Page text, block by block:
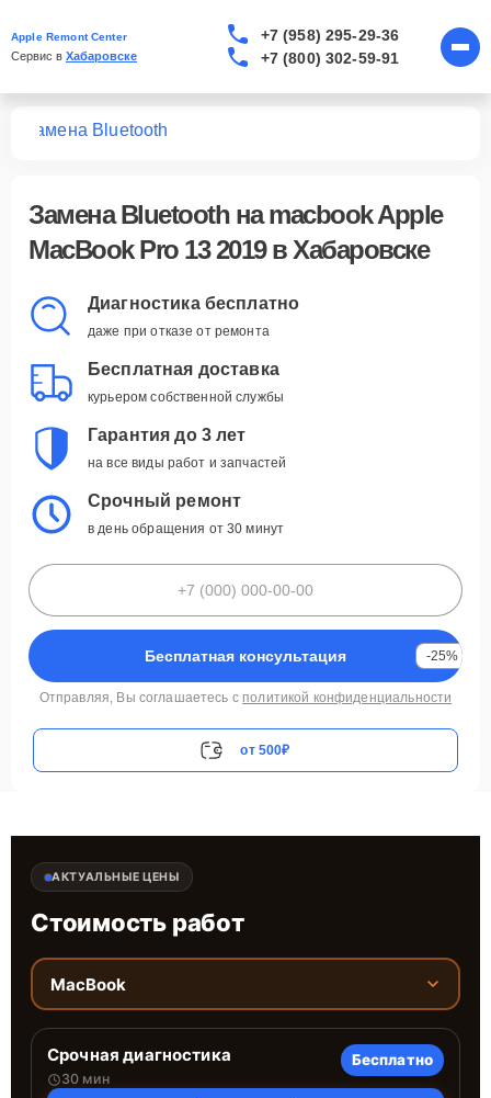
Apple Remont Center
Сервис в Хабаровске
+7 (958) 295-29-36
+7 (800) 302-59-91
Замена Bluetooth
Замена Bluetoothна macbook Apple
MacBook Pro 13 2019 в Хабаровске
Диагностика бесплатно
даже при отказе от ремонта
Бесплатная доставка
курьером собственной службы
Гарантия до 3 лет
на все виды работ и запчастей
Срочный ремонт
в день обращения от 30 минут
Бесплатная консультация -25%
Отправляя, Вы соглашаетесь с политикой конфиденциальности
от 500₽
АКТУАЛЬНЫЕ ЦЕНЫ
Стоимость работ
MacBook
Срочная диагностика
30 мин
Бесплатно